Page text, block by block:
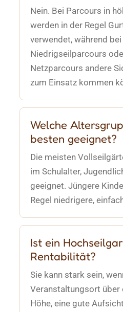
Nein. Bei Parcours in
werden in der Regel
verwendet, während
Niedrigseilparcours
Netzparcours andere
zum Einsatz kommen
Welche
besten geeignet?
Die meisten
im Schulalter,
geeignet. Jüngere
Regel niedrigere,
Ist ein
Rentabilität?
Sie kann stark sein,
Veranstaltungsort über
Höhe, eine gute